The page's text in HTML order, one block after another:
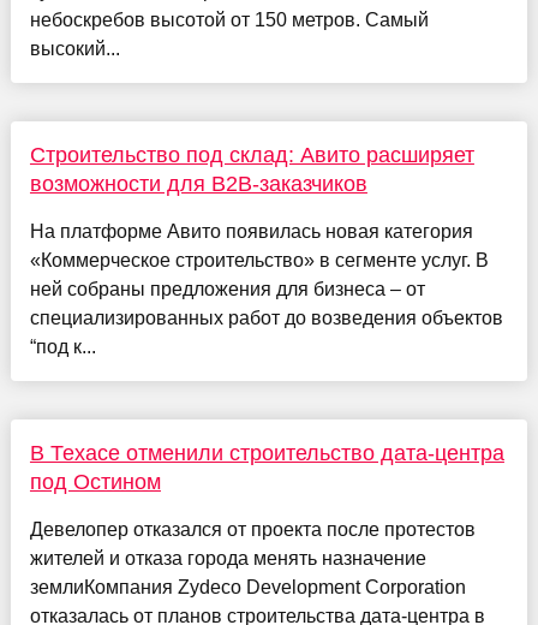
небоскребов высотой от 150 метров. Самый
высокий...
Строительство под склад: Авито расширяет
возможности для B2B-заказчиков
На платформе Авито появилась новая категория
«Коммерческое строительство» в сегменте услуг. В
ней собраны предложения для бизнеса – от
специализированных работ до возведения объектов
“под к...
В Техасе отменили строительство дата-центра
под Остином
Девелопер отказался от проекта после протестов
жителей и отказа города менять назначение
землиКомпания Zydeco Development Corporation
отказалась от планов строительства дата-центра в